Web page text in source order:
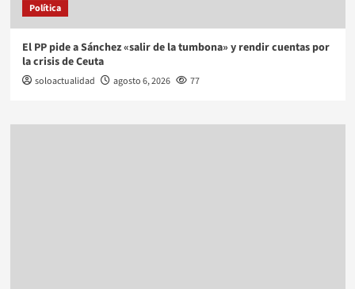
Política
El PP pide a Sánchez «salir de la tumbona» y rendir cuentas por
la crisis de Ceuta
soloactualidad agosto 6, 2026 77